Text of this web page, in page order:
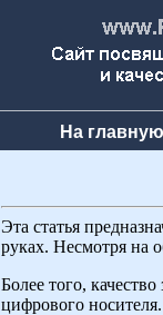
На главную
Эта статья
руках. Несмотря на
Более того,
цифрового носителя.